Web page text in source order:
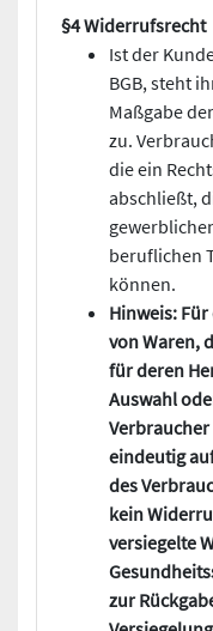
§4 Widerrufsrecht
Ist der
BGB, steht
Maßgabe
zu.
die ein
abschließt,
beruflichen
können.
Hinweis:
von Waren,
für deren
Auswahl
eindeutig
des
kein
versiegelte
zur